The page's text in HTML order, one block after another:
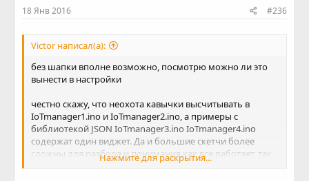
18 Янв 2016 #236
Victor написал(а):
без шапки вполне возможно, посмотрю можно ли это
вынести в настройки
честно скажу, что неохота кавычки высчитывать в
IoTmanager1.ino и IoTmanager2.ino, а примеры с
библиотекой JSON IoTmanager3.ino IoTmanager4.ino
содержат один виджет. Да и большие скетчи более
сложны для разбора и понимания как все работает, так
Нажмите для раскрытия...